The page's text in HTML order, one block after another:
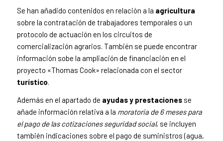
Se han añadido contenidos en relación a la agricultura
sobre la contratación de trabajadores temporales o un
protocolo de actuación en los circuitos de
comercialización agrarios. También se puede encontrar
información sobe la ampliación de financiación en el
proyecto «Thomas Cook» relacionada con el sector
turístico
Además en el apartado de ayudas y prestacionesse
añade información relativa a la moratoria de 6 meses para
el pago de las cotizaciones seguridad social, se incluyen
también indicaciones sobre el pago de suministros (agua,